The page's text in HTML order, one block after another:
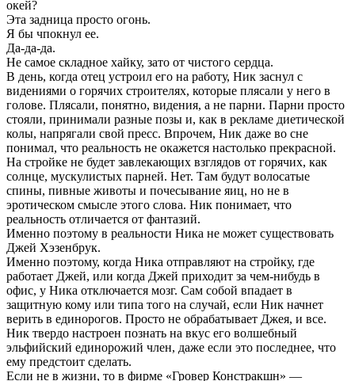
окей?
Эта задница просто огонь.
Я бы чпокнул ее.
Да-да-да.
Не самое складное хайку, зато от чистого сердца.
В день, когда отец устроил его на работу, Ник заснул с
видениями о горячих строителях, которые плясали у него в
голове. Плясали, понятно, видения, а не парни. Парни просто
стояли, принимали разные позы и, как в рекламе диетической
колы, напрягали свой пресс. Впрочем, Ник даже во сне
понимал, что реальность не окажется настолько прекрасной.
На стройке не будет завлекающих взглядов от горячих, как
солнце, мускулистых парней. Нет. Там будут волосатые
спины, пивные животы и почесывание яиц, но не в
эротическом смысле этого слова. Ник понимает, что
реальность отличается от фантазий.
Именно поэтому в реальности Ника не может существовать
Джей Хэзенбрук.
Именно поэтому, когда Ника отправляют на стройку, где
работает Джей, или когда Джей приходит за чем-нибудь в
офис, у Ника отключается мозг. Сам собой впадает в
защитную кому или типа того на случай, если Ник начнет
верить в единорогов. Просто не обрабатывает Джея, и все.
Ник твердо настроен познать на вкус его волшебный
эльфийский единорожий член, даже если это последнее, что
ему предстоит сделать.
Если не в жизни, то в фирме «Гровер Констракшн» —